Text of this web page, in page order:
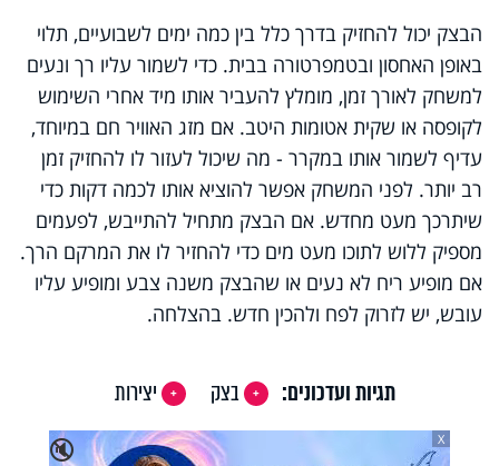
הבצק יכול להחזיק בדרך כלל בין כמה ימים לשבועיים, תלוי
באופן האחסון ובטמפרטורה בבית. כדי לשמור עליו רך ונעים
למשחק לאורך זמן, מומלץ להעביר אותו מיד אחרי השימוש
לקופסה או שקית אטומות היטב. אם מזג האוויר חם במיוחד,
עדיף לשמור אותו במקרר - מה שיכול לעזור לו להחזיק זמן
רב יותר. לפני המשחק אפשר להוציא אותו לכמה דקות כדי
שיתרכך מעט מחדש. אם הבצק מתחיל להתייבש, לפעמים
מספיק ללוש לתוכו מעט מים כדי להחזיר לו את המרקם הרך.
אם מופיע ריח לא נעים או שהבצק משנה צבע ומופיע עליו
עובש, יש לזרוק לפח ולהכין חדש. בהצלחה.
תגיות ועדכונים: בצק
יצירות
🔇
X